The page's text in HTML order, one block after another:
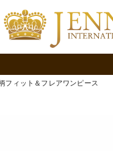
フィット＆フレアワンピース